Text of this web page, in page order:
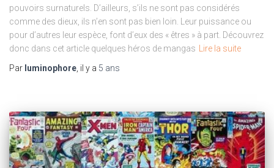
pouvoirs surnaturels. D’ailleurs, s’ils ne sont pas considérés
comme des dieux, ils n’en sont pas bien loin. Leur puissance ou
pour d’autres leur espèce, font d’eux des « êtres » à part. Découvrez
donc dans cet article quelques héros de mangas
Lire la suite
Par luminophore , il y a 5 ans